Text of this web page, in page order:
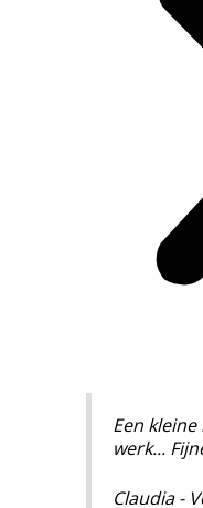
Een
werk...
Claudia -